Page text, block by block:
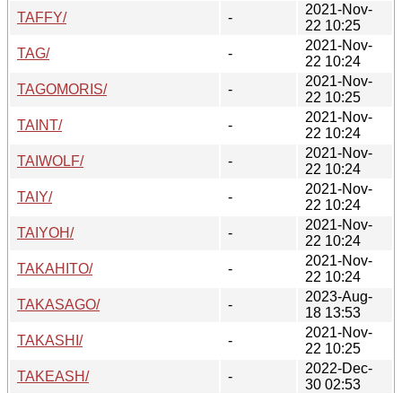
TAFFY/
-
2021-Nov-
22 10:25
TAG/
-
2021-Nov-
22 10:24
TAGOMORIS/
-
2021-Nov-
22 10:25
TAINT/
-
2021-Nov-
22 10:24
TAIWOLF/
-
2021-Nov-
22 10:24
TAIY/
-
2021-Nov-
22 10:24
TAIYOH/
-
2021-Nov-
22 10:24
TAKAHITO/
-
2021-Nov-
22 10:24
TAKASAGO/
-
2023-Aug-
18 13:53
TAKASHI/
-
2021-Nov-
22 10:25
TAKEASH/
-
2022-Dec-
30 02:53